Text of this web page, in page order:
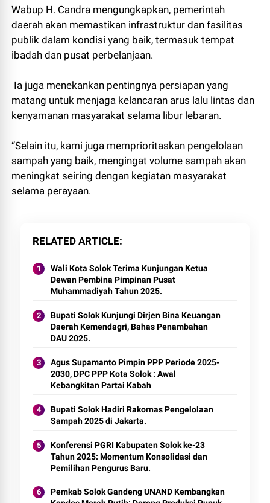
Wabup H. Candra mengungkapkan, pemerintah
daerah akan memastikan infrastruktur dan fasilitas
publik dalam kondisi yang baik, termasuk tempat
ibadah dan pusat perbelanjaan.
Ia juga menekankan pentingnya persiapan yang
matang untuk menjaga kelancaran arus lalu lintas dan
kenyamanan masyarakat selama libur lebaran.
“Selain itu, kami juga memprioritaskan pengelolaan
sampah yang baik, mengingat volume sampah akan
meningkat seiring dengan kegiatan masyarakat
selama perayaan.
RELATED ARTICLE
Wali Kota Solok Terima Kunjungan Ketua
Dewan Pembina Pimpinan Pusat
Muhammadiyah Tahun 2025.
Bupati Solok Kunjungi Dirjen Bina Keuangan
Daerah Kemendagri, Bahas Penambahan
DAU 2025.
Agus Supamanto Pimpin PPP Periode 2025-
2030, DPC PPP Kota Solok : Awal
Kebangkitan Partai Kabah
Bupati Solok Hadiri Rakornas Pengelolaan
Sampah 2025 di Jakarta.
Konferensi PGRI Kabupaten Solok ke-23
Tahun 2025: Momentum Konsolidasi dan
Pemilihan Pengurus Baru.
Pemkab Solok Gandeng UNAND Kembangkan